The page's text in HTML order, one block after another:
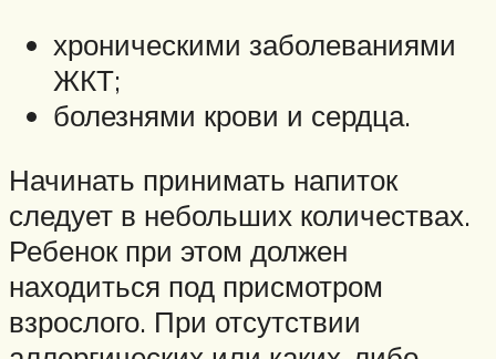
хроническими заболеваниями
ЖКТ;
болезнями крови и сердца.
Начинать принимать напиток
следует в небольших количествах.
Ребенок при этом должен
находиться под присмотром
взрослого. При отсутствии